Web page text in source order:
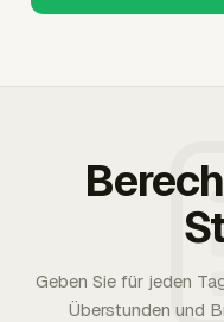
Geben Sie für jeden
Überstunden und